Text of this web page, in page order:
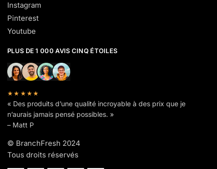
Instagram
Pinterest
Youtube
PLUS DE 1 000 AVIS CINQ ÉTOILES
★★★★★
« Des produits d’une qualité incroyable à des prix que je
n’aurais jamais pensé possibles. »
– Matt P
© BranchFresh 2024
Tous droits réservés